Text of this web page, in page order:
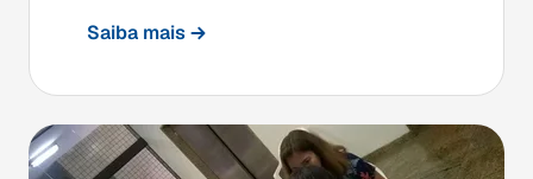
Saiba mais